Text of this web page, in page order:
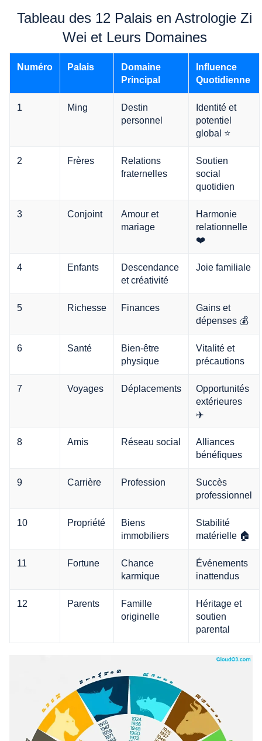
Tableau des 12 Palais en Astrologie Zi
Wei et Leurs Domaines
Numéro Palais
Domaine
Principal
Influence
Quotidienne
1 Ming
Destin
personnel
Identité et
potentiel
global ⭐
2 Frères
Relations
fraternelles
Soutien
social
quotidien
3 Conjoint
Amour et
mariage
Harmonie
relationnelle
❤️
4 Enfants
Descendance
et créativité
Joie familiale
5 Richesse Finances
Gains et
dépenses 💰
6 Santé
Bien-être
physique
Vitalité et
précautions
7 Voyages Déplacements
Opportunités
extérieures
✈️
8 Amis Réseau social
Alliances
bénéfiques
9 Carrière Profession
Succès
professionnel
10 Propriété
Biens
immobiliers
Stabilité
matérielle 🏠
11 Fortune
Chance
karmique
Événements
inattendus
12 Parents
Famille
originelle
Héritage et
soutien
parental